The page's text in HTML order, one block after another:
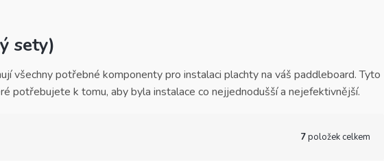
sety)
všechny potřebné komponenty pro instalaci plachty na váš paddleboard. Tyto
potřebujete k tomu, aby byla instalace co nejjednodušší a nejefektivnější.
7položek celkem